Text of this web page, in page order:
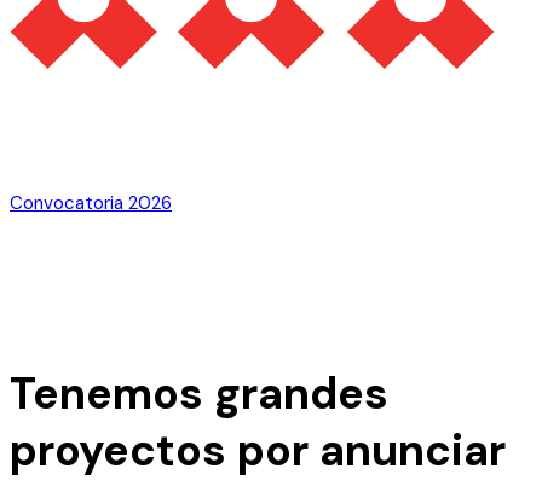
Convocatoria 2026
Tenemos grandes
proyectos por anunciar